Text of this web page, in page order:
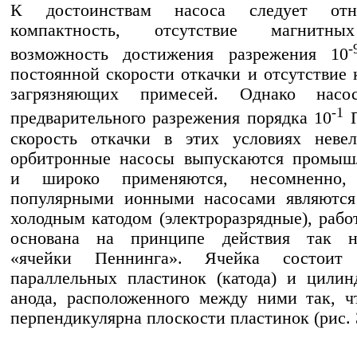
К достоинствам насоса следует
компактность, отсутствие
возможность достижения разрежения 10-
постоянной скорости откачки и отсутствие
загрязняющих примесей. Однако
предварительного разрежения порядка 10-1
скорость откачки в этих условиях
орбитронные насосы выпускаются
и широко применяются, несомненно,
популярными ионными насосами
холодным катодом (электроразрядные),
основана на принципе действия так
«ячейки Пеннинга». Ячейка
параллельных пластинок (катода) и
анода, расположенного между ними так,
перпендикулярна плоскости пластинок (рис.